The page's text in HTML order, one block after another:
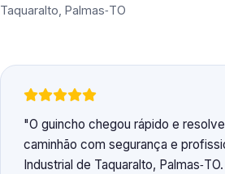
Taquaralto, Palmas‑TO
O guincho chegou rápido e
caminhão com segurança e
Industrial de Taquaralto,